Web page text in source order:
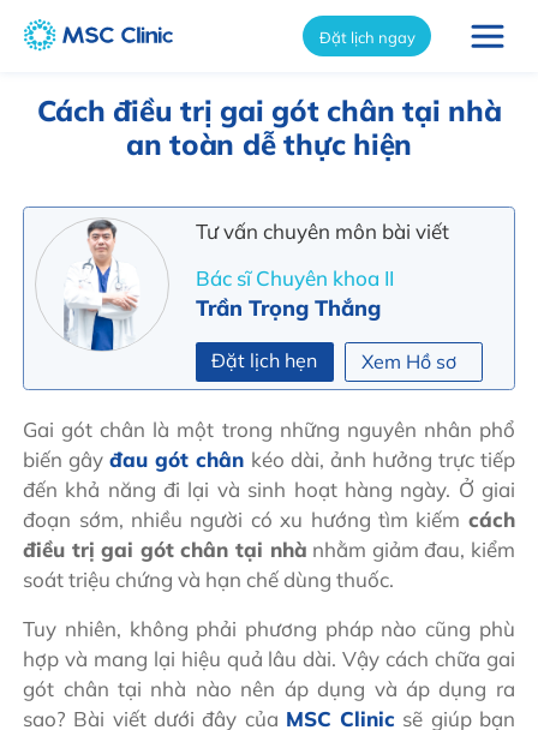
Đặt lịch ngay
Cách điều trị gai gót chân tại nhà
an toàn dễ thực hiện
Tư vấn chuyên môn bài viết
Bác sĩ Chuyên khoa II
Trần Trọng Thắng
Đặt lịch hẹn Xem Hồ sơ
Gai gót chân là một trong những nguyên nhân phổ
biến gâyđau gót chân kéo dài, ảnh hưởng trực tiếp
đến khả năng đi lại và sinh hoạt hàng ngày. Ở giai
đoạn sớm, nhiều người có xu hướng tìm kiếm cách
điều trị gai gót chân tại nhà nhằm giảm đau, kiểm
soát triệu chứng và hạn chế dùng thuốc.
Tuy nhiên, không phải phương pháp nào cũng phù
hợp và mang lại hiệu quả lâu dài. Vậy cách chữa gai
gót chân tại nhà nào nên áp dụng và áp dụng ra
sao? Bài viết dưới đây của MSC Clinic sẽ giúp bạn